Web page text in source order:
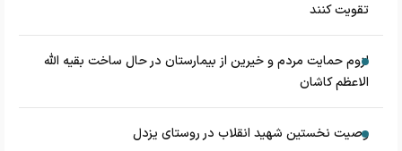
تقویت کنند
لزوم حمایت مردم و خیرین از بیمارستان در حال ساخت بقیه الله
الاعظم کاشان
وصیت نخستین شهید انقلاب در روستای یزدل